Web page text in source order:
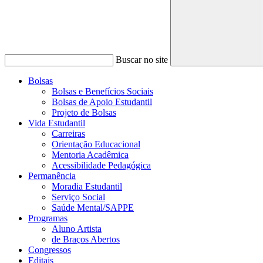
Buscar no site
Bolsas
Bolsas e Benefícios Sociais
Bolsas de Apoio Estudantil
Projeto de Bolsas
Vida Estudantil
Carreiras
Orientação Educacional
Mentoria Acadêmica
Acessibilidade Pedagógica
Permanência
Moradia Estudantil
Serviço Social
Saúde Mental/SAPPE
Programas
Aluno Artista
de Braços Abertos
Congressos
Editais